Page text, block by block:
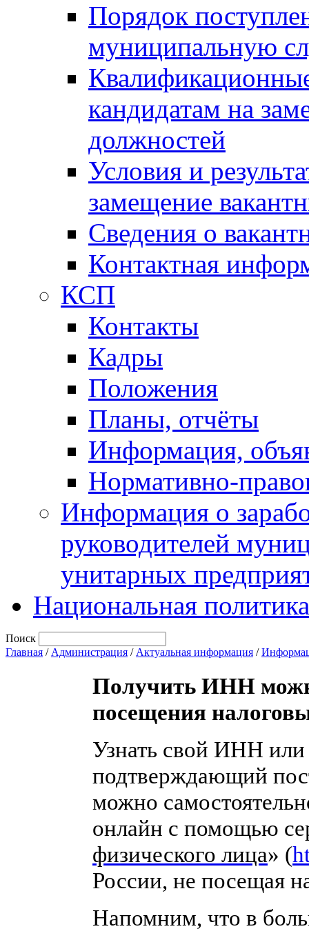
Порядок
муниципальную
кандидатам на
должностей
Условия и
замещение
Сведения о
Контактная
КСП
Контакты
Кадры
Положения
Планы, отчёты
Информация,
Нормативно-
Информация о
руководителей
унитарных
Национальная политика
Поиск
Главная / Администрация / Актуальная информация /
Получить ИНН
посещения
Узнать свой ИНН
подтверждающий
можно
онлайн с помощью
физического лица» (
России, не посещая
Напомним, что в